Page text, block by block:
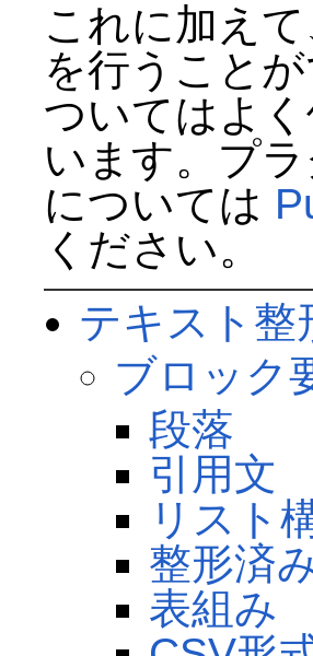
これに加え
を行うこと
ついてはよ
います。プ
については
ください。
テキスト整
ブロック
段落
引用文
リスト
整形済
表組み